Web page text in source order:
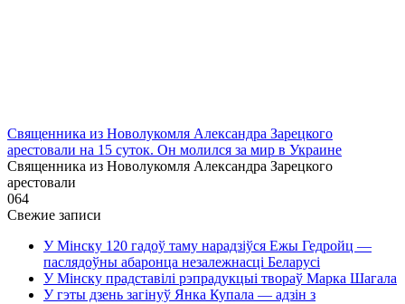
Священника из Новолукомля Александра Зарецкого
арестовали на 15 суток. Он молился за мир в Украине
Священника из Новолукомля Александра Зарецкого
арестовали
064
Свежие записи
У Мінску 120 гадоў таму нарадзіўся Ежы Гедройц —
паслядоўны абаронца незалежнасці Беларусі
У Мінску прадставілі рэпрадукцыі твораў Марка Шагала
У гэты дзень загінуў Янка Купала — адзін з